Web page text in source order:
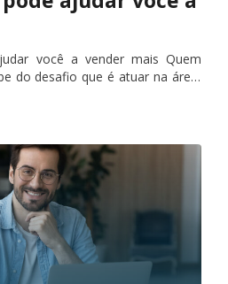
você a vender mais Quem
do desafio que é atuar na área,
que se tem, além